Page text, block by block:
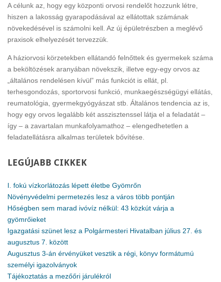
A célunk az, hogy egy központi orvosi rendelőt hozzunk létre,
hiszen a lakosság gyarapodásával az ellátottak számának
növekedésével is számolni kell. Az új épületrészben a meglévő
praxisok elhelyezését tervezzük.
A háziorvosi körzetekben ellátandó felnőttek és gyermekek száma
a beköltözések aranyában növekszik, illetve egy-egy orvos az
„általános rendelésen kívül” más funkciót is ellát, pl.
terhesgondozás, sportorvosi funkció, munkaegészségügyi ellátás,
reumatológia, gyermekgyógyászat stb. Általános tendencia az is,
hogy egy orvos legalább két asszisztenssel látja el a feladatát –
így – a zavartalan munkafolyamathoz – elengedhetetlen a
feladatellátásra alkalmas területek bővítése.
LEGÚJABB CIKKEK
I. fokú vízkorlátozás lépett életbe Gyömrőn
Növényvédelmi permetezés lesz a város több pontján
Hőségben sem marad ivóvíz nélkül: 43 közkút várja a
gyömrőieket
Igazgatási szünet lesz a Polgármesteri Hivatalban július 27. és
augusztus 7. között
Augusztus 3-án érvényüket vesztik a régi, könyv formátumú
személyi igazolványok
Tájékoztatás a mezőőri járulékról